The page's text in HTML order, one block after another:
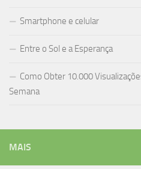
Smartphone e celular
Entre o Sol e a Esperança
Como Obter 10.000
Semana
MAIS